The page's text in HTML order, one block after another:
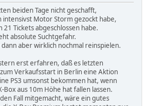
beiden Tage nicht geschafft,
intensivst Motor Storm gezockt habe,
Tickets abgeschlossen habe.
absolute Suchtgefahr.
aber wirklich nochmal reinspielen.
erst erfahren, daß es letzten
Verkaufsstart in Berlin eine Aktion
PS3 umsonst bekommen hat, wenn
Box aus 10m Höhe hat fallen lassen.
Fall mitgemacht, wäre ein gutes